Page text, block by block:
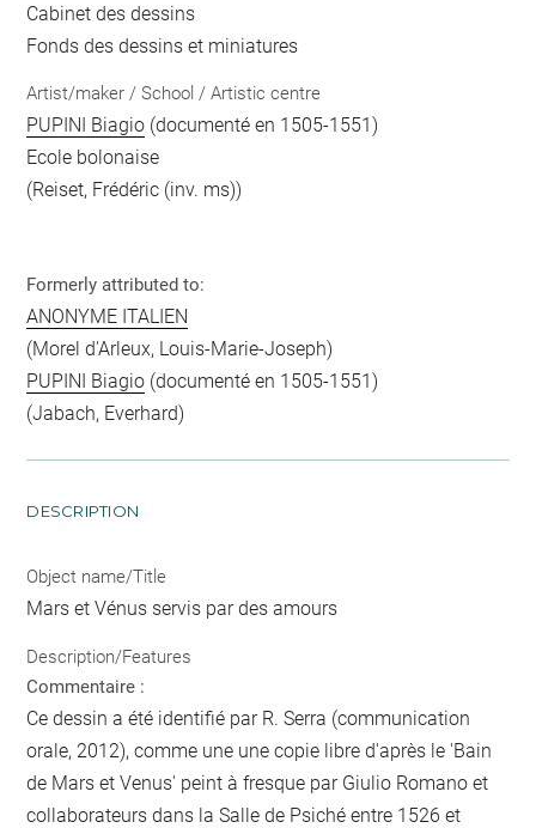
Cabinet des dessins
Fonds des dessins et miniatures
Artist/maker / School / Artistic centre
PUPINI Biagio (documenté en 1505-1551)
Ecole bolonaise
(Reiset, Frédéric (inv. ms))
Formerly attributed to:
ANONYME ITALIEN
(Morel d'Arleux, Louis-Marie-Joseph)
PUPINI Biagio (documenté en 1505-1551)
(Jabach, Everhard)
DESCRIPTION
Object name/Title
Mars et Vénus servis par des amours
Description/Features
Commentaire :
Ce dessin a été identifié par R. Serra (communication
orale, 2012), comme une une copie libre d'après le 'Bain
de Mars et Venus' peint à fresque par Giulio Romano et
collaborateurs dans la Salle de Psiché entre 1526 et